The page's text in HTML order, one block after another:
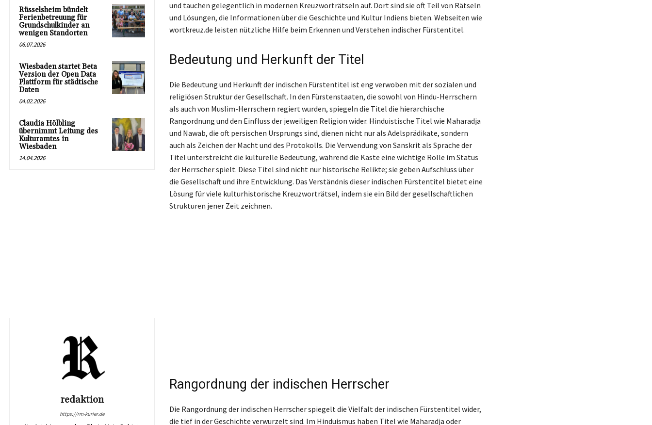
Rüsselsheim bündelt
Ferienbetreuung für
Grundschulkinder an
wenigen Standorten
06.07.2026
Wiesbaden startet Beta
Version der Open Data
Plattform für städtische
Daten
04.02.2026
Claudia Hölbling
übernimmt Leitung des
Kulturamtes in
Wiesbaden
14.04.2026
redaktion
https://rm-kurier.de
und tauchen gelegentlich in modernen Kreuzworträtseln auf. Dort sind sie oft Teil von Rätseln
und Lösungen, die Informationen über die Geschichte und Kultur Indiens bieten. Webseiten wie
wortkreuz.de leisten nützliche Hilfe beim Erkennen und Verstehen indischer Fürstentitel.
Bedeutung und Herkunft der Titel
Die Bedeutung und Herkunft der indischen Fürstentitel ist eng verwoben mit der sozialen und
religiösen Struktur der Gesellschaft. In den Fürstenstaaten, die sowohl von Hindu-Herrschern
als auch von Muslim-Herrschern regiert wurden, spiegeln die Titel die hierarchische
Rangordnung und den Einfluss der jeweiligen Religion wider. Hinduistische Titel wie Maharadja
und Nawab, die oft persischen Ursprungs sind, dienen nicht nur als Adelsprädikate, sondern
auch als Zeichen der Macht und des Protokolls. Die Verwendung von Sanskrit als Sprache der
Titel unterstreicht die kulturelle Bedeutung, während die Kaste eine wichtige Rolle im Status
der Herrscher spielt. Diese Titel sind nicht nur historische Relikte; sie geben Aufschluss über
die Gesellschaft und ihre Entwicklung. Das Verständnis dieser indischen Fürstentitel bietet eine
Lösung für viele kulturhistorische Kreuzworträtsel, indem sie ein Bild der gesellschaftlichen
Strukturen jener Zeit zeichnen.
Rangordnung der indischen Herrscher
Die Rangordnung der indischen Herrscher spiegelt die Vielfalt der indischen Fürstentitel wider,
die tief in der Geschichte verwurzelt sind. Im Hinduismus haben Titel wie Maharadja oder